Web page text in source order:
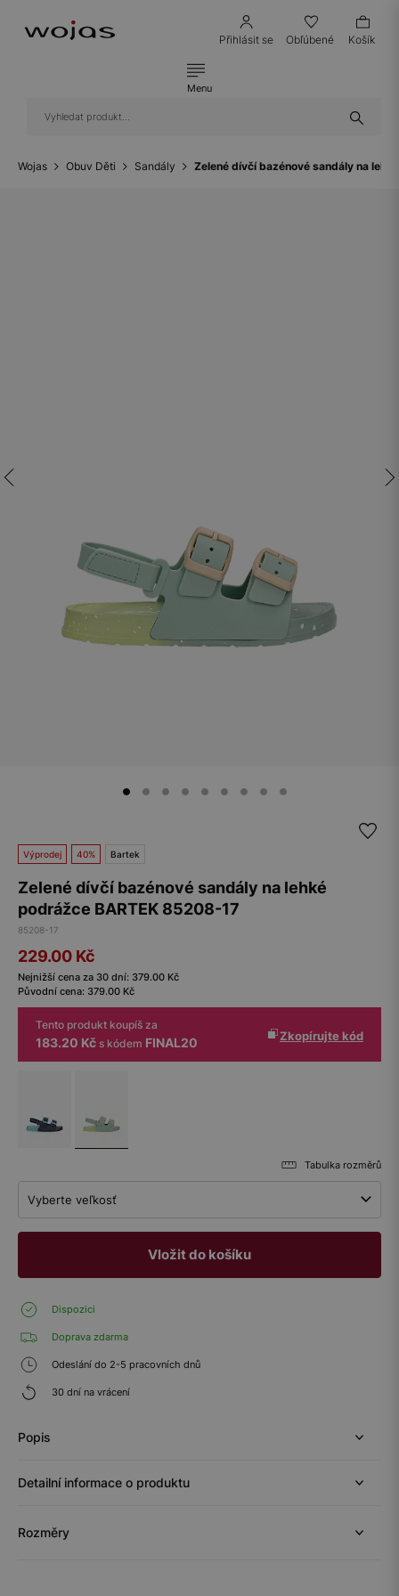
Přihlásit se Obľúbené Košík
Menu
Wojas Obuv Děti Sandály Zelené dívčí bazénové sandály na
Výprodej 40% Bartek
Zelené dívčí bazénové sandály na lehké
podrážce BARTEK 85208-17
85208-17
229.00 Kč
Nejnižší cena za 30 dní: 379.00 Kč
Původní cena: 379.00 Kč
Tento produkt koupíš za
183.20 Kč s kódem FINAL20 Zkopírujte kód
Tabulka rozměrů
Vyberte veľkosť
Vložit do košíku
Dispozici
Doprava zdarma
Odeslání do 2-5 pracovních dnů
30 dní na vrácení
Popis
Detailní informace o produktu
Rozměry